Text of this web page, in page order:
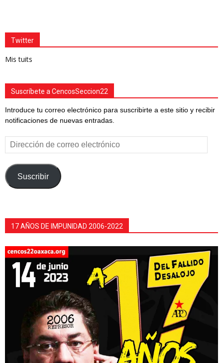
Twitter
Mis tuits
Suscríbete a CencosSeccion22
Introduce tu correo electrónico para suscribirte a este sitio y recibir
notificaciones de nuevas entradas.
Dirección
de
correo
electrónico
Suscribir
17 AÑOS DE IMPUNIDAD 2006-2022